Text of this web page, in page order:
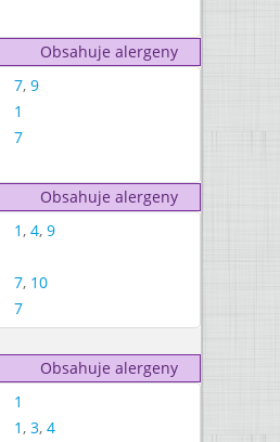
Obsahuje alergeny
7, 9
1
7
Obsahuje alergeny
1, 4, 9
7, 10
7
Obsahuje alergeny
1
1, 3, 4